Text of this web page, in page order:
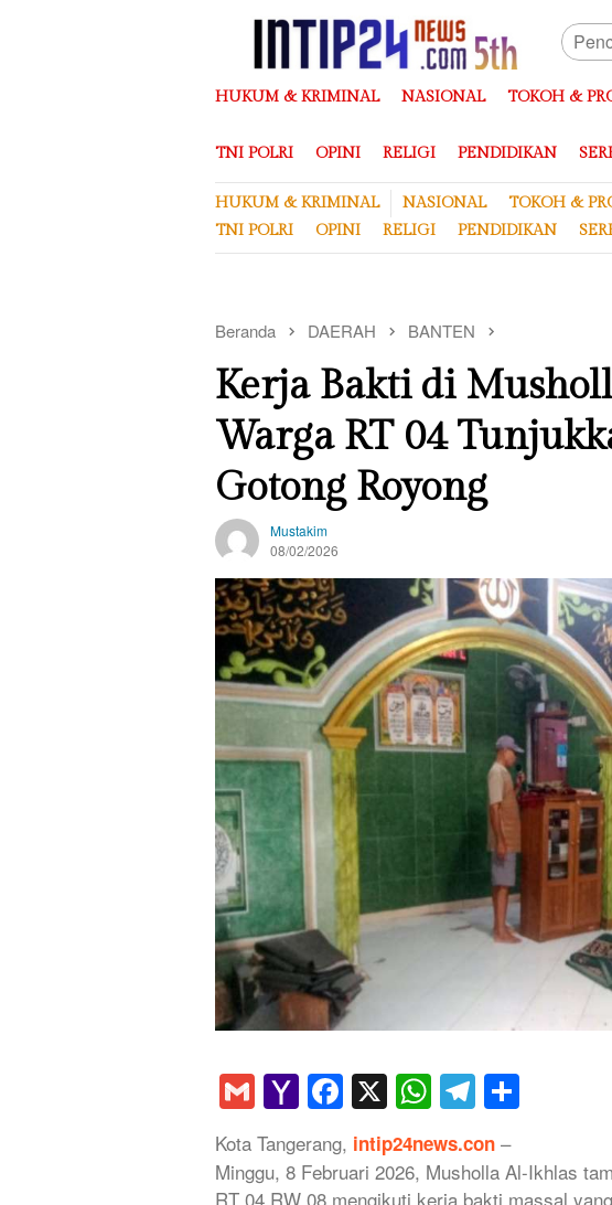
HUKUM & KRIMINAL NASIONAL TOKOH &
TNI POLRI OPINI RELIGI PENDIDIKAN
HUKUM & KRIMINAL NASIONAL TOKOH &
TNI POLRI
OPINI RELIGI PENDIDIKAN
Beranda DAERAH BANTEN
Kerja Bakti di
Warga RT 04
Gotong Royong
Mustakim
08/02/2026
GmailYahoo
Mail
Facebook
X WhatsApp
Telegram
Kota Tangerang, intip24news.con –
Minggu, 8 Februari 2026, Musholla Al-Ikhlas
RT 04 RW 08 mengikuti kerja bakti massal